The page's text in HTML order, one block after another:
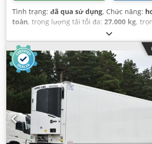
Tình trạng: đã qua sử dụng, Chức năng:
toàn, trọng lượng tải tối đa: 27.000 kg,
, cấu hình trục:3 trục
06/2018, tổng chiều dài:13.400 mm, tổng
2.460 mm, hệ thống treo:không khí ,
sản xuất:2018, Thiết bị:bộ làm mát, lịch
đầy đủ, trợ lực lái,